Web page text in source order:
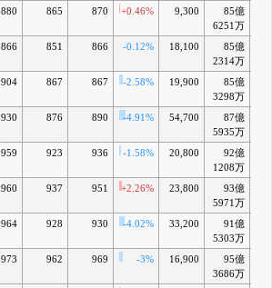
880 865 870 +0.46% 9,300
85億
6251万
866 851 866 -0.12% 18,100
85億
2314万
904 867 867 -2.58% 19,900
85億
3298万
930 876 890 -4.91% 54,700
87億
5935万
959 923 936 -1.58% 20,800
92億
1208万
960 937 951 +2.26% 23,800
93億
5971万
964 928 930 -4.02% 33,200
91億
5303万
973 962 969 -3% 16,900
95億
3686万